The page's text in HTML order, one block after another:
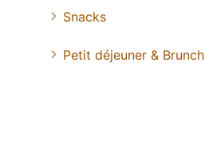
Snacks
Petit déjeuner & Brunch